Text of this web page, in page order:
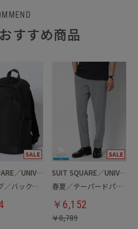
すすめ商品
SUIT SQUARE／UNIVERSAL LANGUAGE
最高バッグ／バックパック
SUIT SQUARE／UNIVERSAL LANGUAGE
春夏／テーパードパンツ
￥ 6,152
￥8,789